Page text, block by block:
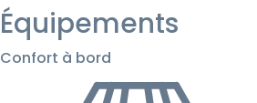
Équipements
Confort à bord